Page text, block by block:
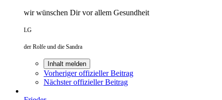
wir wünschen Dir vor allem Gesundheit
LG
der Rolfe und die Sandra
Inhalt melden
Vorheriger offizieller Beitrag
Nächster offizieller Beitrag